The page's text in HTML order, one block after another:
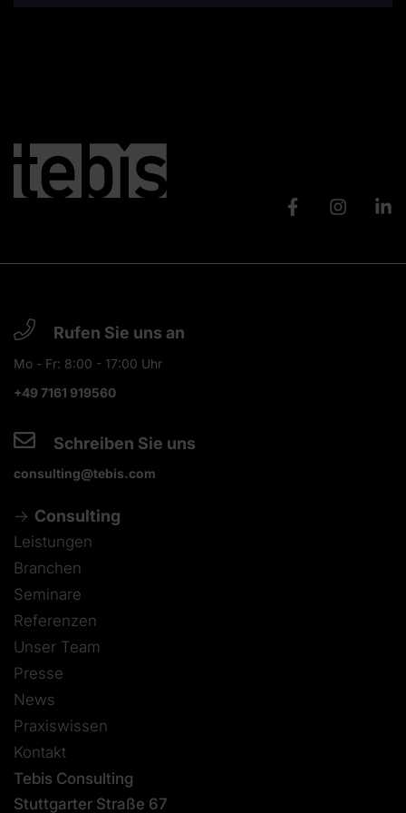
Rufen Sie uns an
Mo - Fr: 8:00 - 17:00 Uhr
+49 7161 919560
Schreiben Sie uns
consulting@tebis.com
Consulting
Leistungen
Branchen
Seminare
Referenzen
Unser Team
Presse
News
Praxiswissen
Kontakt
Tebis Consulting
Stuttgarter Straße 67